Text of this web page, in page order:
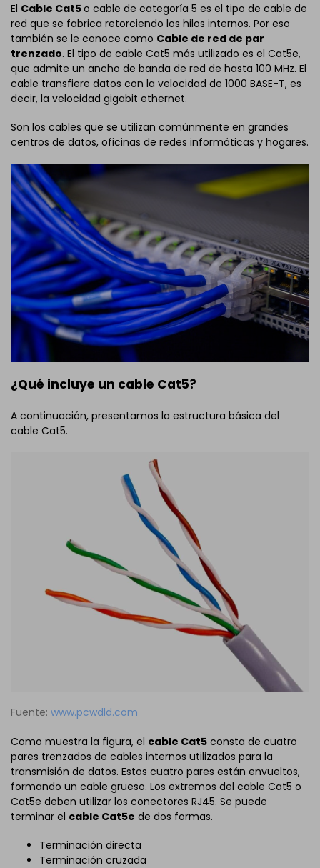
El Cable Cat5o cable de categoría 5 es el tipo de cable de
red que se fabrica retorciendo los hilos internos. Por eso
también se le conoce como Cable de red de par
trenzado. El tipo de cable Cat5 más utilizado es el Cat5e,
que admite un ancho de banda de red de hasta 100 MHz. El
cable transfiere datos con la velocidad de 1000 BASE-T, es
decir, la velocidad gigabit ethernet.
Son los cables que se utilizan comúnmente en grandes
centros de datos, oficinas de redes informáticas y hogares.
¿Qué incluye un cable Cat5?
A continuación, presentamos la estructura básica del
cable Cat5.
Fuente: www.pcwdld.com
Como muestra la figura, el cable Cat5 consta de cuatro
pares trenzados de cables internos utilizados para la
transmisión de datos. Estos cuatro pares están envueltos,
formando un cable grueso. Los extremos del cable Cat5 o
Cat5e deben utilizar los conectores RJ45. Se puede
terminar el cable Cat5e de dos formas.
Terminación directa
Terminación cruzada